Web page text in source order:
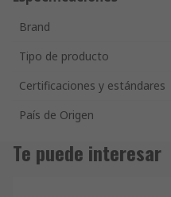
Brand
Tipo de producto
Certificaciones y estándares
País de Origen
Te puede interesar